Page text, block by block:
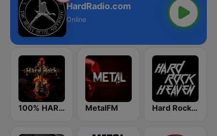
HardRadio.com
Online
100% HARD ROCK MetalFM Hard Rock Heaven